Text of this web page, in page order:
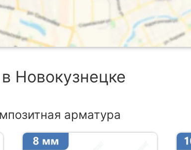
Новокузнецке
арматура